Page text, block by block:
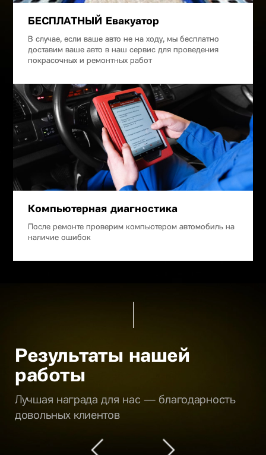
БЕСПЛАТНЫЙ Евакуатор
В случае, если ваше авто не на ходу, мы бесплатно
доставим ваше авто в наш сервис для проведения
покрасочных и ремонтных работ
Компьютерная диагностика
После ремонте проверим компьютером автомобиль на
наличие ошибок
Результаты нашей
работы
Лучшая награда для нас — благодарность
довольных клиентов